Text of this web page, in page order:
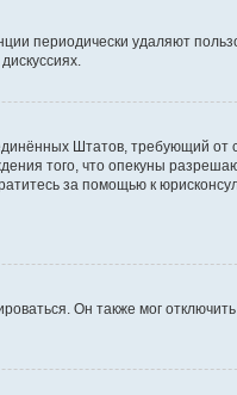
периодически удаляют
Штатов, требующий
того, что опекуны
за помощью к
Он также мог